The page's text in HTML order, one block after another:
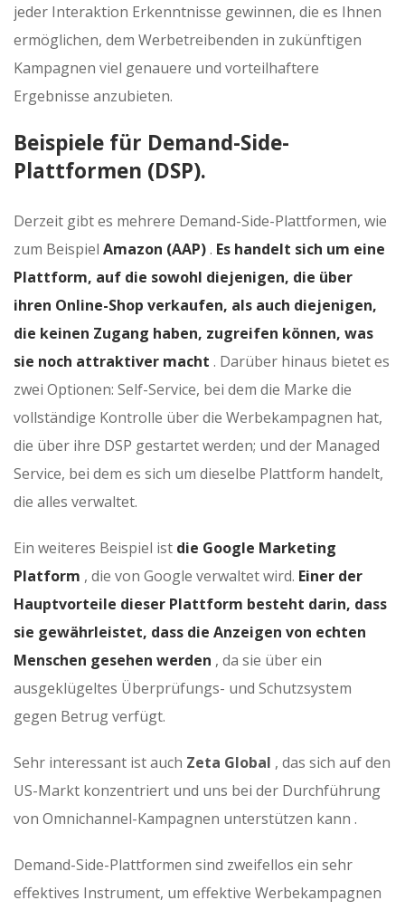
jeder Interaktion Erkenntnisse gewinnen, die es Ihnen
ermöglichen, dem Werbetreibenden in zukünftigen
Kampagnen viel genauere und vorteilhaftere
Ergebnisse anzubieten.
Beispiele für Demand-Side-
Plattformen (DSP).
Derzeit gibt es mehrere Demand-Side-Plattformen, wie
zum Beispiel Amazon (AAP). Es handelt sich um eine
Plattform, auf die sowohl diejenigen, die über
ihren Online-Shop verkaufen, als auch diejenigen,
die keinen Zugang haben, zugreifen können, was
sie noch attraktiver macht . Darüber hinaus bietet es
zwei Optionen: Self-Service, bei dem die Marke die
vollständige Kontrolle über die Werbekampagnen hat,
die über ihre DSP gestartet werden; und der Managed
Service, bei dem es sich um dieselbe Plattform handelt,
die alles verwaltet.
Ein weiteres Beispiel ist die Google Marketing
Platform , die von Google verwaltet wird. Einer der
Hauptvorteile dieser Plattform besteht darin, dass
sie gewährleistet, dass die Anzeigen von echten
Menschen gesehen werden , da sie über ein
ausgeklügeltes Überprüfungs- und Schutzsystem
gegen Betrug verfügt.
Sehr interessant ist auch Zeta Global , das sich auf den
US-Markt konzentriert und uns bei der Durchführung
von Omnichannel-Kampagnen unterstützen kann .
Demand-Side-Plattformen sind zweifellos ein sehr
effektives Instrument, um effektive Werbekampagnen